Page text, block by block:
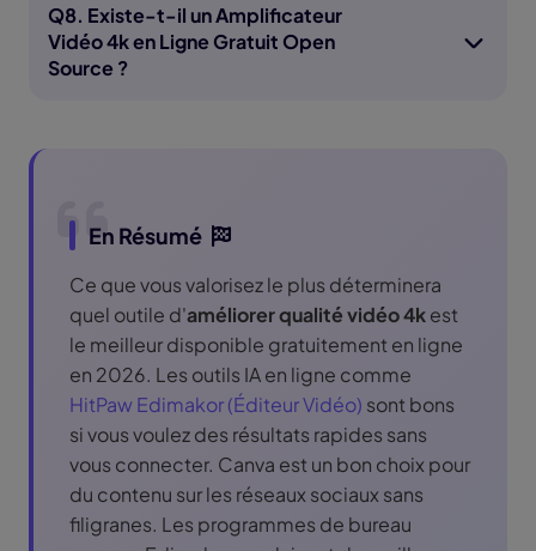
Q8. Existe-t-il un Amplificateur
Vidéo 4k en Ligne Gratuit Open
Source ?
En Résumé
Ce que vous valorisez le plus déterminera
quel outile d'améliorer qualité vidéo 4kest
le meilleur disponible gratuitement en ligne
en 2026. Les outils IA en ligne comme
HitPaw Edimakor (Éditeur Vidéo) sont bons
si vous voulez des résultats rapides sans
vous connecter. Canva est un bon choix pour
du contenu sur les réseaux sociaux sans
filigranes. Les programmes de bureau